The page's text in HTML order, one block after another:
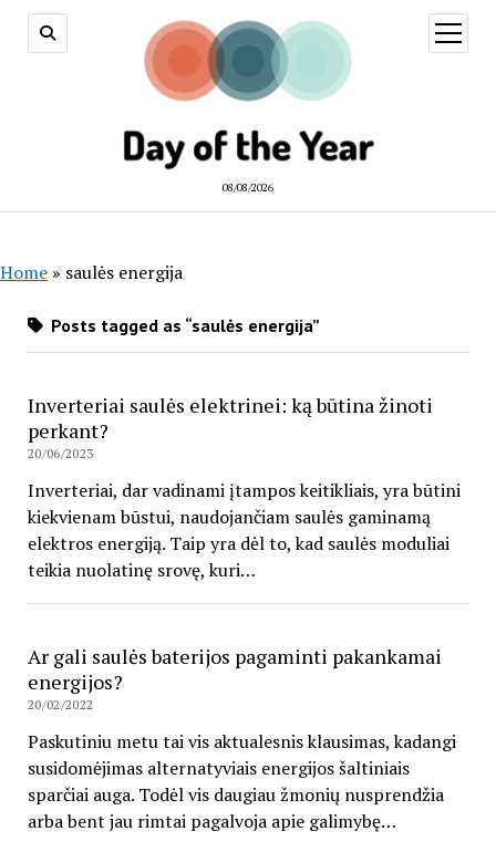
08/08/2026
open
menu
Home » saulės energija
Posts tagged as “saulės energija”
Inverteriai saulės elektrinei: ką būtina žinoti
perkant?
20/06/2023
Inverteriai, dar vadinami įtampos keitikliais, yra būtini
kiekvienam būstui, naudojančiam saulės gaminamą
elektros energiją. Taip yra dėl to, kad saulės moduliai
teikia nuolatinę srovę, kuri…
Ar gali saulės baterijos pagaminti pakankamai
energijos?
20/02/2022
Paskutiniu metu tai vis aktualesnis klausimas, kadangi
susidomėjimas alternatyviais energijos šaltiniais
sparčiai auga. Todėl vis daugiau žmonių nusprendžia
arba bent jau rimtai pagalvoja apie galimybę…